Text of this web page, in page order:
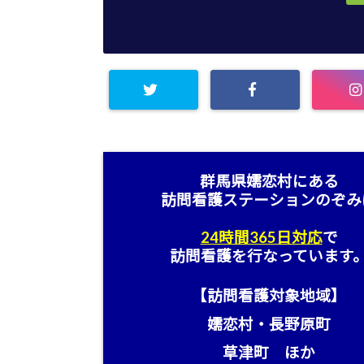
群馬県嬬恋村にある
訪問看護ステーションのぞ
24時間365日対応で
訪問看護を行なっています
【訪問看護対象地域】
嬬恋村・長野原町
草津町 ほか